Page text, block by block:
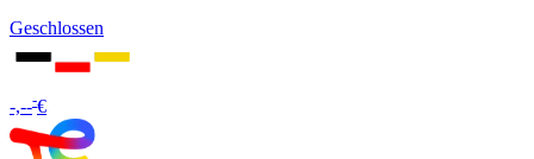
Geschlossen
-,---€